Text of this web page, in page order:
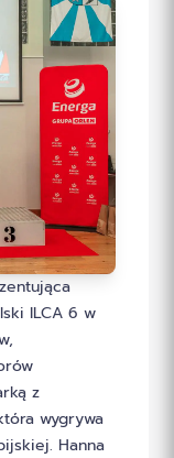
ILCA 6 w
z
wygrywa
Hanna